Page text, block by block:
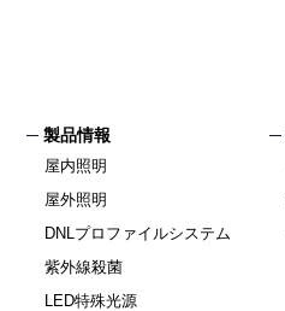
製品情報
屋内照明
屋外照明
DNLプロファイルシステム
紫外線殺菌
LED特殊光源